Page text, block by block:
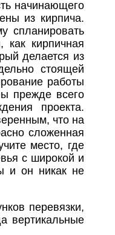
начинающего
из кирпича.
спланировать
как кирпичная
делается из
стоящей
работы
прежде всего
проекта.
что на
сложенная
место, где
с широкой и
и он никак не
перевязки,
вертикальные